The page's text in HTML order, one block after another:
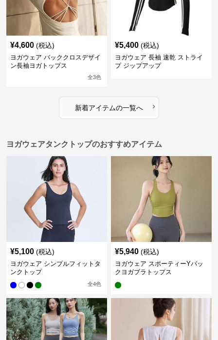
¥4,600 (税込)
ヨガウェア バッククロスデザイ
ン長袖ヨガトップス
全3色
¥5,400 (税込)
ヨガウェア 長袖 速乾 ストライ
プ ジップアップ
新着アイテムの一覧へ ›
ヨガウェアタンクトップのおすすめアイテム
¥5,100 (税込)
ヨガウェア シンプルフィットタ
ンクトップ
全4色
¥5,940 (税込)
ヨガウェア スポーティーYバッ
クヨガブラトップス